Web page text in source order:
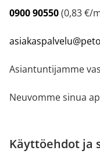
0900 90550(0,83 €/
Asiantuntijamme
Neuvomme sinua
Käyttöehdot ja